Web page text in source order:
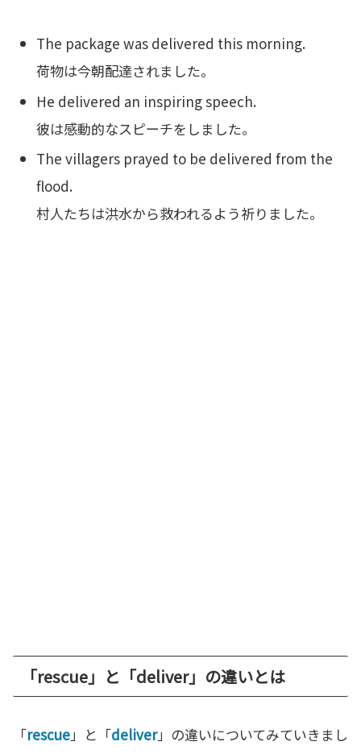
The package was delivered this morning.
荷物は今朝配達されました。
He delivered an inspiring speech.
彼は感動的なスピーチをしました。
The villagers prayed to be delivered from the
flood.
村人たちは洪水から救われるよう祈りました。
「rescue」と「deliver」の違いとは
「rescue」と「deliver」の違いについてみていきまし